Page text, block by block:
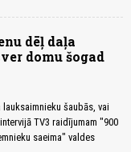
dēļ daļa
domu šogad
šaubās, vai
TV3 raidījumam "900
saeima" valdes